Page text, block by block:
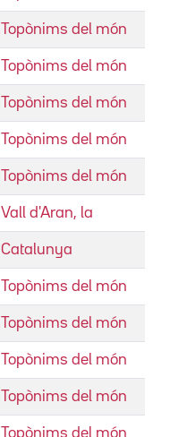
Topònims del món
Topònims del món
Topònims del món
Topònims del món
Topònims del món
Vall d'Aran, la
Catalunya
Topònims del món
Topònims del món
Topònims del món
Topònims del món
Topònims del món